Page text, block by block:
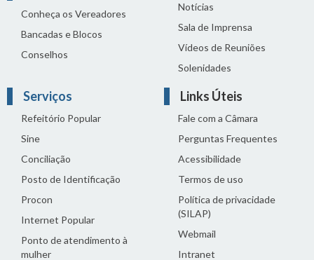
Conheça os Vereadores
Bancadas e Blocos
Conselhos
Notícias
Sala de Imprensa
Vídeos de Reuniões
Solenidades
Serviços
Refeitório Popular
Sine
Conciliação
Posto de Identificação
Procon
Internet Popular
Ponto de atendimento à
mulher
Links Úteis
Fale com a Câmara
Perguntas Frequentes
Acessibilidade
Termos de uso
Política de privacidade
(SILAP)
Webmail
Intranet